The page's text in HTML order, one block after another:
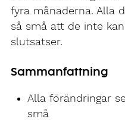
fyra månaderna. Alla
så små att de inte
slutsatser.
Sammanfattning
Alla förändringar
små